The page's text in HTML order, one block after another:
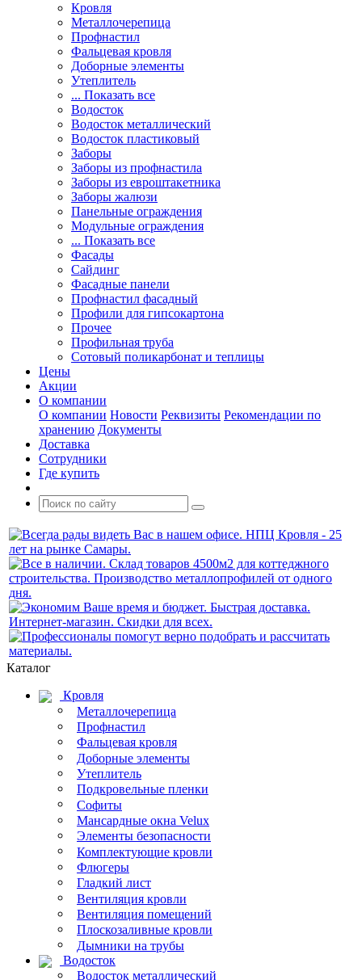
Кровля
Металлочерепица
Профнастил
Фальцевая кровля
Доборные элементы
Утеплитель
... Показать все
Водосток
Водосток металлический
Водосток пластиковый
Заборы
Заборы из профнастила
Заборы из евроштакетника
Заборы жалюзи
Панельные ограждения
Модульные ограждения
... Показать все
Фасады
Сайдинг
Фасадные панели
Профнастил фасадный
Профили для гипсокартона
Прочее
Профильная труба
Сотовый поликарбонат и теплицы
Цены
Акции
О компании
О компании Новости Реквизиты Рекомендации по
хранению Документы
Доставка
Сотрудники
Где купить
Каталог
Кровля
Металлочерепица
Профнастил
Фальцевая кровля
Доборные элементы
Утеплитель
Подкровельные пленки
Софиты
Мансардные окна Velux
Элементы безопасности
Комплектующие кровли
Флюгеры
Гладкий лист
Вентиляция кровли
Вентиляция помещений
Плоскозаливные кровли
Дымники на трубы
Водосток
Водосток металлический